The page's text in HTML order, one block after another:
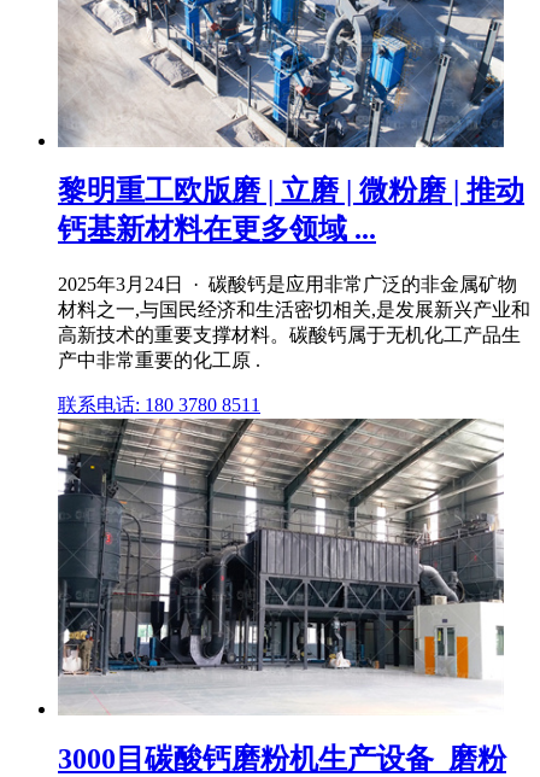
黎明重工欧版磨 | 立磨 | 微粉磨 | 推动
钙基新材料在更多领域 ...
2025年3月24日 · 碳酸钙是应用非常广泛的非金属矿物
材料之一,与国民经济和生活密切相关,是发展新兴产业和
高新技术的重要支撑材料。碳酸钙属于无机化工产品生
产中非常重要的化工原 .
联系电话: 180 3780 8511
3000目碳酸钙磨粉机生产设备_磨粉